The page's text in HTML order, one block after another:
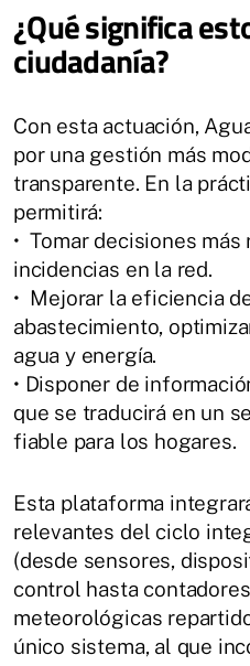
¿Qué significa
ciudadanía?
Con esta actuación,
por una gestión más
transparente. En la
permitirá:
• Tomar decisiones más
incidencias en la red.
• Mejorar la eficiencia
abastecimiento,
agua y energía.
• Disponer de
que se traducirá en un
fiable para los hogares.
Esta plataforma
relevantes del ciclo
(desde sensores,
control hasta
meteorológicas
único sistema, al que